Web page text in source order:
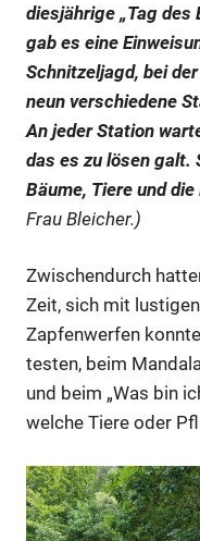
diesjährige „Tag des
gab es eine
Schnitzeljagd, bei
neun verschiedene
An jeder Station
das es zu lösen galt.
Bäume, Tiere und
Frau Bleicher.)
Zwischendurch
Zeit, sich mit
Zapfenwerfen
testen, beim
und beim „Was bin
welche Tiere oder